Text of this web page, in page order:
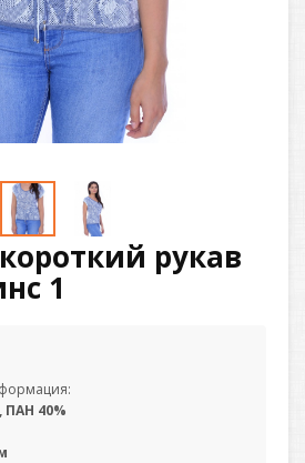
рукав
1
ПАН 40%